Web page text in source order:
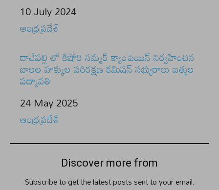
Date
10 July 2024
In relation to
ఆంధ్రప్రదేశ్
దాచేపల్లి లో కిషోరి సమ్మర్ క్యాంపెయిన్ నిర్వహించిన
బాలల హక్కుల పరిరక్షణ కమిషన్ సభ్యురాలు బత్తుల
పద్మావతి
Date
24 May 2025
In relation to
ఆంధ్రప్రదేశ్
Discover more from
Subscribe to get the latest posts sent to your email.